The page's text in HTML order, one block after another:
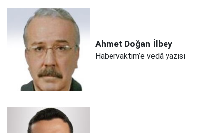
Ahmet Doğan İlbey
Habervaktim’e vedâ yazısı